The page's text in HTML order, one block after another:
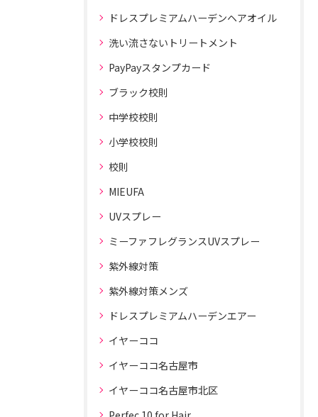
ドレスプレミアムハーデンヘアオイル
洗い流さないトリートメント
PayPayスタンプカード
ブラック校則
中学校校則
小学校校則
校則
MIEUFA
UVスプレー
ミーファフレグランスUVスプレー
紫外線対策
紫外線対策メンズ
ドレスプレミアムハーデンエアー
イヤーココ
イヤーココ名古屋市
イヤーココ名古屋市北区